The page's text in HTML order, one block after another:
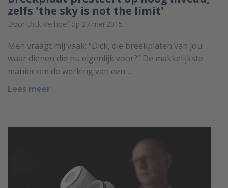
zelfs 'the sky is not the limit'
Door Dick Verhoef op 27 mei 2015.
Men vraagt mij vaak: “Dick, die breekplaten van jou
waar dienen die nu eigenlijk voor?” De makkelijkste
manier om de werking van een ...
Lees meer